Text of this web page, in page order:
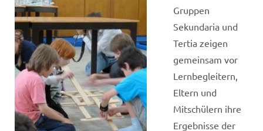
Gruppen
Sekundaria und
Tertia zeigen
gemeinsam vor
Lernbegleitern,
Eltern und
Mitschülern ihre
Ergebnisse der